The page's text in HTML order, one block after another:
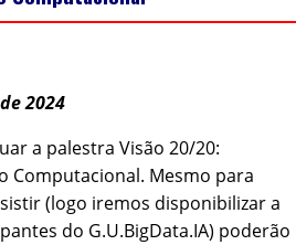
2024
a palestra Visão 20/20:
Computacional. Mesmo para
(logo iremos disponibilizar a
do G.U.BigData.IA) poderão